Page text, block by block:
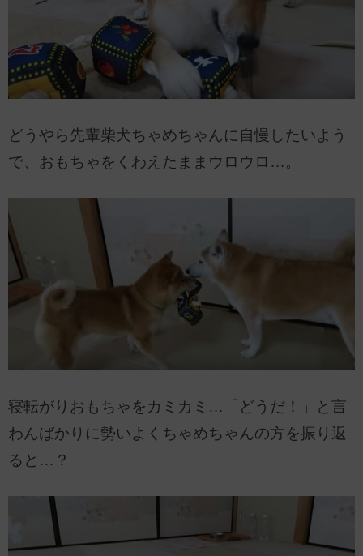
どうやら先輩柴犬ちゃめちゃんに自慢したいよう
で、おもちゃをくわえたままウロウロ…。
寝転がりおもちゃをカミカミ…「どうだ！」と言
わんばかりに勢いよくちゃめちゃんの方を振り返
ると…？